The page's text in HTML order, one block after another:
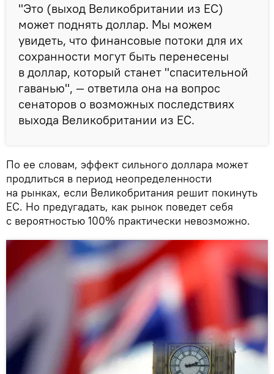
"Это (выход Великобритании из ЕС)
может поднять доллар. Мы можем
увидеть, что финансовые потоки для их
сохранности могут быть перенесены
в доллар, который станет "спасительной
гаванью", — ответила она на вопрос
сенаторов о возможных последствиях
выхода Великобритании из ЕС.
По ее словам, эффект сильного доллара может
продлиться в период неопределенности
на рынках, если Великобритания решит покинуть
ЕС. Но предугадать, как рынок поведет себя
с вероятностью 100% практически невозможно.